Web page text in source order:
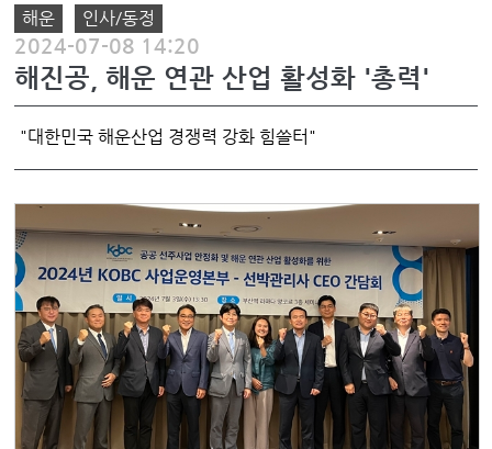
해운 인사/동정
2024-07-08 14:20
해진공, 해운 연관 산업 활성화 '총력'
"대한민국 해운산업 경쟁력 강화 힘쓸터"